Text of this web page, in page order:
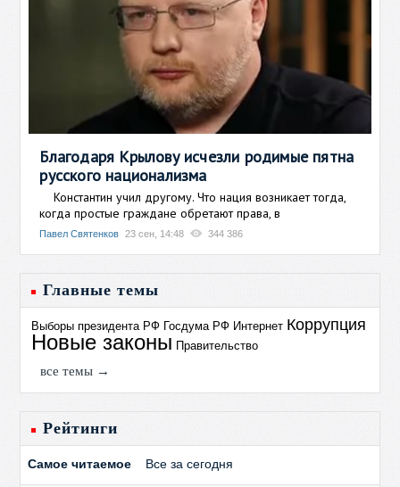
Благодаря Крылову исчезли родимые пятна
русского национализма
Константин учил другому. Что нация возникает тогда,
когда простые граждане обретают права, в
Павел Святенков 23 сен, 14:48 344 386
Главные темы
Выборы президента РФ Госдума РФ Интернет Коррупция
Новые законы Правительство
все темы →
Рейтинги
Самое читаемое Все за сегодня